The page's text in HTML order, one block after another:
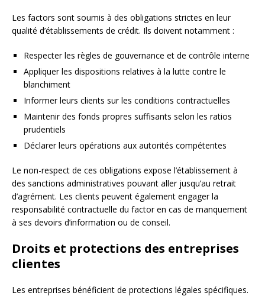
Les factors sont soumis à des obligations strictes en leur
qualité d’établissements de crédit. Ils doivent notamment :
Respecter les règles de gouvernance et de contrôle interne
Appliquer les dispositions relatives à la lutte contre le
blanchiment
Informer leurs clients sur les conditions contractuelles
Maintenir des fonds propres suffisants selon les ratios
prudentiels
Déclarer leurs opérations aux autorités compétentes
Le non-respect de ces obligations expose l’établissement à
des sanctions administratives pouvant aller jusqu’au retrait
d’agrément. Les clients peuvent également engager la
responsabilité contractuelle du factor en cas de manquement
à ses devoirs d’information ou de conseil.
Droits et protections des entreprises
clientes
Les entreprises bénéficient de protections légales spécifiques.